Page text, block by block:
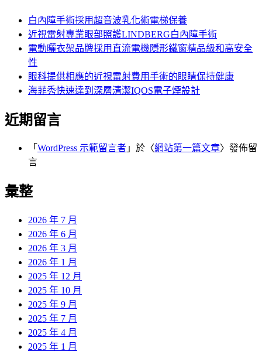
白內障手術採用超音波乳化術電梯保養
近視雷射專業眼部照護LINDBERG白內障手術
電動曬衣架品牌採用直流電機隱形鐵窗精品級和高安全
性
眼科提供相應的近視雷射費用手術的眼睛保持健康
海菲秀快速達到深層清潔IQOS電子煙設計
近期留言
「 WordPress 示範留言者 」於〈網站第一篇文章〉發佈留
言
彙整
2026 年 7 月
2026 年 6 月
2026 年 3 月
2026 年 1 月
2025 年 12 月
2025 年 10 月
2025 年 9 月
2025 年 7 月
2025 年 4 月
2025 年 1 月